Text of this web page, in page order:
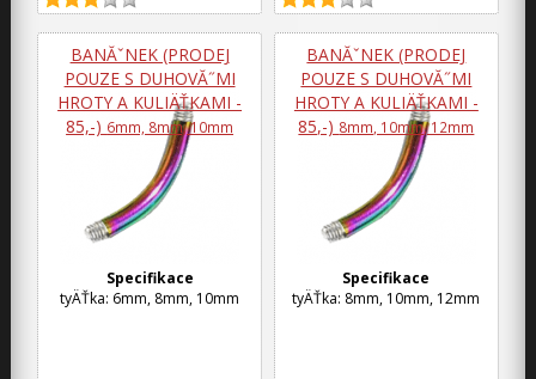
BANĂˇNEK (PRODEJ
POUZE S DUHOVĂ˝MI
HROTY A KULIÄŤKAMI -
85,-) 6mm, 8mm, 10mm
Specifikace
tyÄŤka: 6mm, 8mm, 10mm
BANĂˇNEK (PRODEJ
POUZE S DUHOVĂ˝MI
HROTY A KULIÄŤKAMI -
85,-) 8mm, 10mm, 12mm
Specifikace
tyÄŤka: 8mm, 10mm, 12mm